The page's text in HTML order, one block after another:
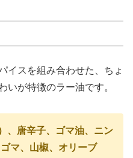
イスを組み合わせた、ちょ
いが特徴のラー油です。
、唐辛子、ゴマ油、ニン
マ、山椒、オリーブ